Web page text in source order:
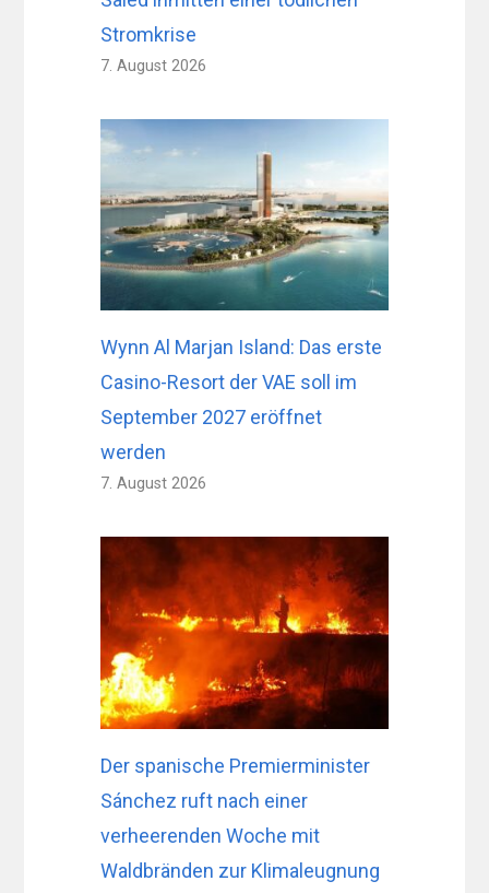
Stromkrise
7. August 2026
Wynn Al Marjan Island: Das erste
Casino-Resort der VAE soll im
September 2027 eröffnet
werden
7. August 2026
Der spanische Premierminister
Sánchez ruft nach einer
verheerenden Woche mit
Waldbränden zur Klimaleugnung